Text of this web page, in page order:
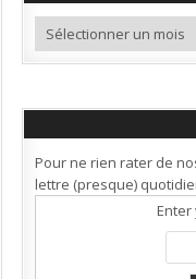
Archives
Pour ne rien rater de
lettre (presque)
Enter